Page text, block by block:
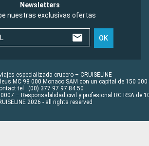
Newsletters
nuestras exclusivas ofertas
OK
especializada crucero – CRUISELINE
MC 98 000 Monaco SAM con un capital de 150 000
tel : (00) 377 97 97 84 50
– Responsabilidad civil y profesional RC RSA de
2026 - all rights reserved